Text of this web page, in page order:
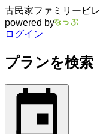
古民家ファミリービ
powered by
ログイン
プランを検索